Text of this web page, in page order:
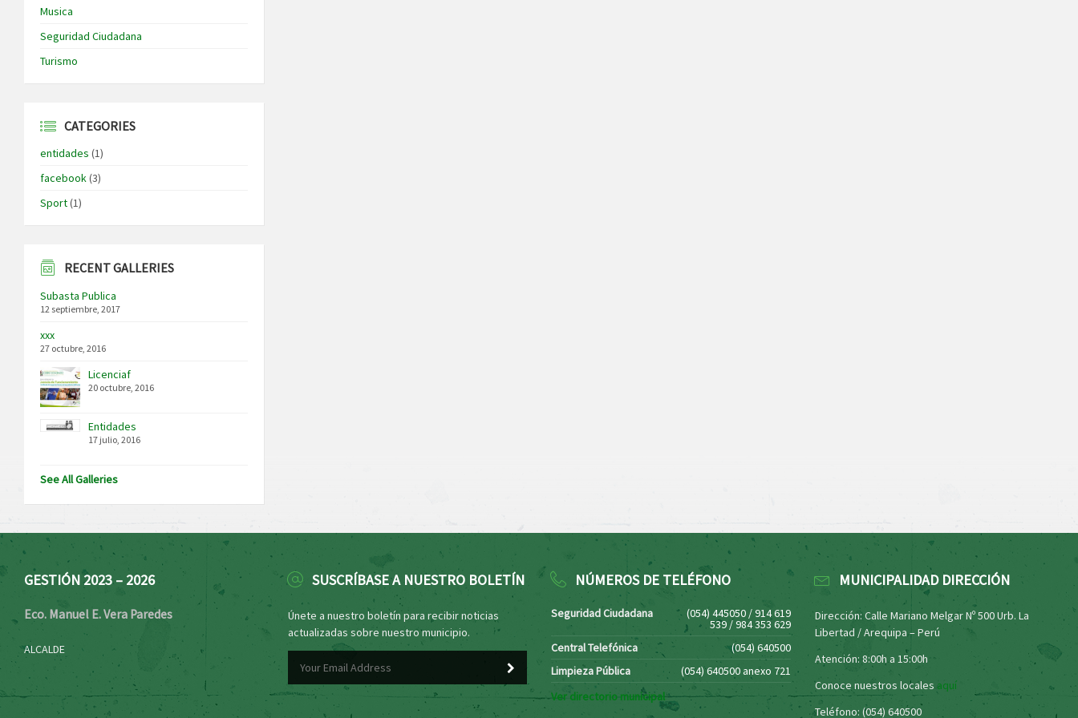
Musica
Seguridad Ciudadana
Turismo
CATEGORIES
entidades (1)
facebook(3)
Sport(1)
RECENT GALLERIES
Subasta Publica
12 septiembre, 2017
xxx
27 octubre, 2016
Licenciaf
20 octubre, 2016
Entidades
17 julio, 2016
See All Galleries
GESTIÓN 2023 – 2026
Eco. Manuel E. Vera Paredes
ALCALDE
SUSCRÍBASE A NUESTRO BOLETÍN
Únete a nuestro boletín para recibir noticias
actualizadas sobre nuestro municipio.
NÚMEROS DE TELÉFONO
Seguridad Ciudadana (054) 445050 / 914 619
539 / 984 353 629
Central Telefónica
(054) 640500
Limpieza Pública
(054) 640500 anexo 721
Ver directorio municipal
MUNICIPALIDAD DIRECCIÓN
Dirección: Calle Mariano Melgar Nº 500 Urb. La
Libertad / Arequipa – Perú
Atención: 8:00h a 15:00h
Conoce nuestros locales aquí
Teléfono: (054) 640500